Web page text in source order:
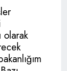
olarak